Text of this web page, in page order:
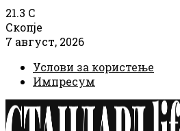
21.3 C
Скопје
7 август, 2026
Услови за користење
Импресум
Facebook
Instagram
Email
Rss